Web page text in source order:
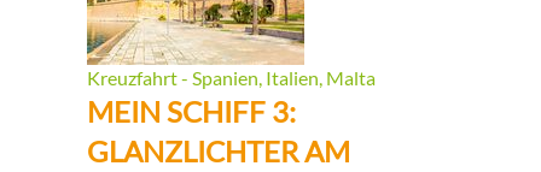
Kreuzfahrt - Spanien, Italien, Malta
MEIN SCHIFF 3:
GLANZLICHTER AM